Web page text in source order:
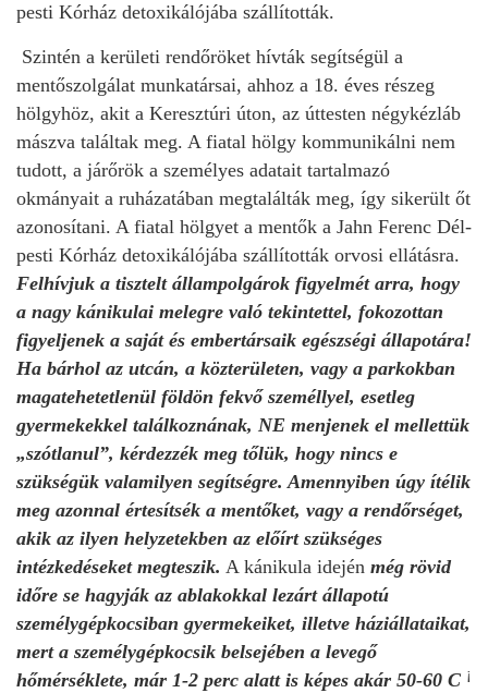
pesti Kórház detoxikálójába szállították.
Szintén a kerületi rendőröket hívták segítségül a
mentőszolgálat munkatársai, ahhoz a 18. éves részeg
hölgyhöz, akit a Keresztúri úton, az úttesten négykézláb
mászva találtak meg. A fiatal hölgy kommunikálni nem
tudott, a járőrök a személyes adatait tartalmazó
okmányait a ruházatában megtalálták meg, így sikerült őt
azonosítani. A fiatal hölgyet a mentők a Jahn Ferenc Dél-
pesti Kórház detoxikálójába szállították orvosi ellátásra.
Felhívjuk a tisztelt állampolgárok figyelmét arra, hogy
a nagy kánikulai melegre való tekintettel, fokozottan
figyeljenek a saját és embertársaik egészségi állapotára!
Ha bárhol az utcán, a közterületen, vagy a parkokban
magatehetetlenül földön fekvő személlyel, esetleg
gyermekekkel találkoznának, NE menjenek el mellettük
„szótlanul”, kérdezzék meg tőlük, hogy nincs e
szükségük valamilyen segítségre. Amennyiben úgy ítélik
meg azonnal értesítsék a mentőket, vagy a rendőrséget,
akik az ilyen helyzetekben az előírt szükséges
intézkedéseket megteszik. A kánikula idején még rövid
időre se hagyják az ablakokkal lezárt állapotú
személygépkocsiban gyermekeiket, illetve háziállataikat,
mert a személygépkocsik belsejében a levegő
hőmérséklete, már 1-2 perc alatt is képes akár 50-60 C ¡